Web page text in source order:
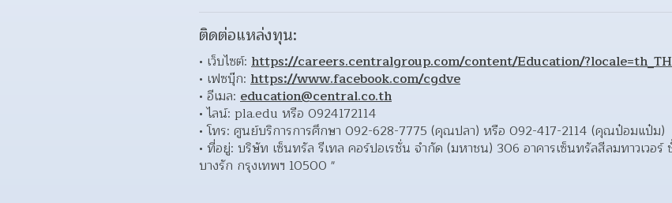
ติดต่อแหล่งทุน:
• เว็บไซต์: https://careers.centralgroup.com/content/Education/?locale=th_TH
• เฟซบุ๊ก: https://www.facebook.com/cgdve
• อีเมล: education@central.co.th
• ไลน์: pla.edu หรือ 0924172114
• โทร: ศูนย์บริการการศึกษา 092-628-7775 (คุณปลา) หรือ 092-417-2114 (คุณป๋อมแป๋ม)
• ที่อยู่: บริษัท เซ็นทรัล รีเทล คอร์ปอเรชั่น จำกัด (มหาชน) 306 อาคารเซ็นทรัลสีลมทาวเวอ
บางรัก กรุงเทพฯ 10500 "